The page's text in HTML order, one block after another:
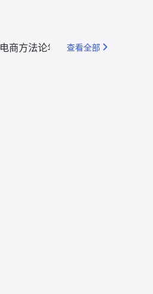
电商方法论年度回顾
查看全部